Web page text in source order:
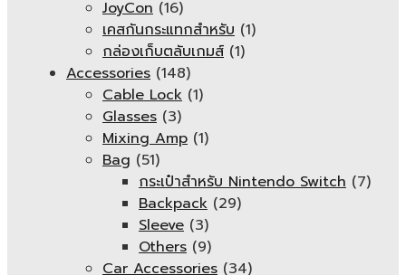
JoyCon (16)
เคสกันกระแทกสำหรับ (1)
กล่องเก็บตลับเกมส์ (1)
Accessories (148)
Cable Lock (1)
Glasses (3)
Mixing Amp (1)
Bag (51)
กระเป๋าสำหรับ Nintendo Switch (7)
Backpack (29)
Sleeve (3)
Others (9)
Car Accessories (34)